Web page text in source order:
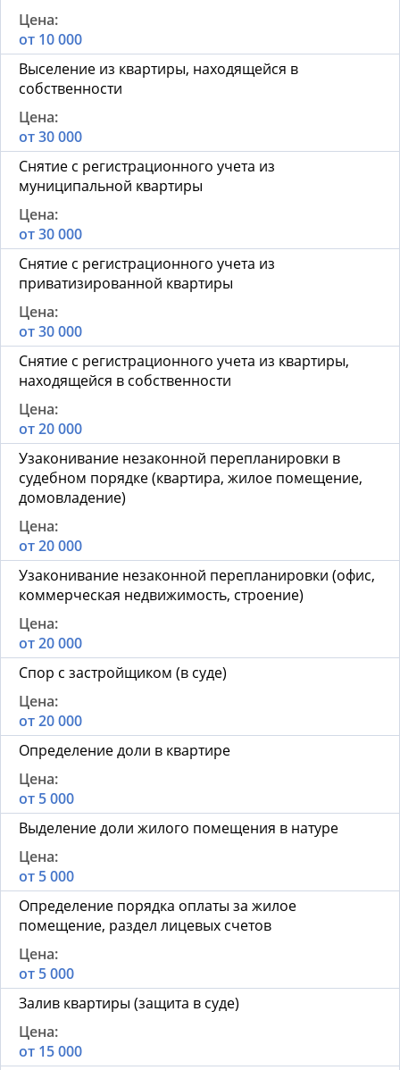
от 10 000
Выселение из квартиры, находящейся в
собственности
от 30 000
Снятие с регистрационного учета из
муниципальной квартиры
от 30 000
Снятие с регистрационного учета из
приватизированной квартиры
от 30 000
Снятие с регистрационного учета из квартиры,
находящейся в собственности
от 20 000
Узаконивание незаконной перепланировки в
судебном порядке (квартира, жилое помещение,
домовладение)
от 20 000
Узаконивание незаконной перепланировки (офис,
коммерческая недвижимость, строение)
от 20 000
Спор с застройщиком (в суде)
от 20 000
Определение доли в квартире
от 5 000
Выделение доли жилого помещения в натуре
от 5 000
Определение порядка оплаты за жилое
помещение, раздел лицевых счетов
от 5 000
Залив квартиры (защита в суде)
от 15 000